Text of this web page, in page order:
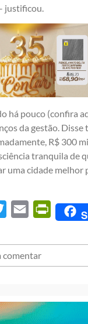
justificou.
há pouco (confira
da gestão.
R$ 300
tranquila de
uma cidade melhor
Twitter Email
comentar